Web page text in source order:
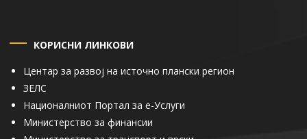
КОРИСНИ ЛИНКОВИ
Центар за развој на источно плански регион
ЗЕЛС
Националниот Портал за е-Услуги
Министерство за финансии